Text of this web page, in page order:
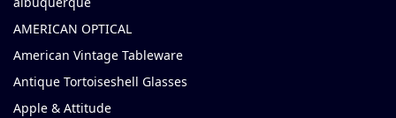
AMERICAN OPTICAL
American Vintage Tableware
Antique Tortoiseshell Glasses
Apple & Attitude